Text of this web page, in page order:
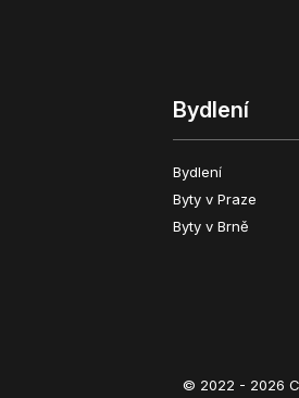
Bydlení
Bydlení
Byty v Praze
Byty v Brně
© 2022 - 2026